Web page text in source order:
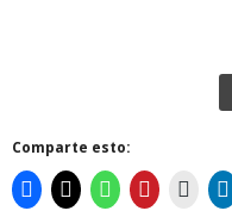
Comparte esto: